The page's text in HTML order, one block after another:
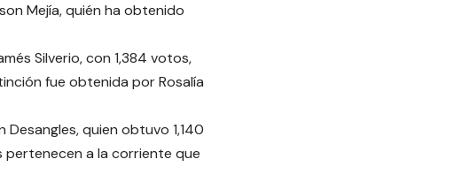
Mejía, quién ha obtenido
Silverio, con 1,384 votos,
fue obtenida por Rosalía
quien obtuvo 1,140
a la corriente que